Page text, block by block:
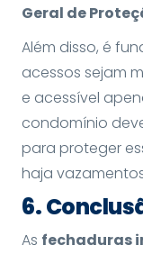
Geral de
Além disso, é
acessos sejam
e acessível
condomínio
para proteger
haja
6.
As fechaduras